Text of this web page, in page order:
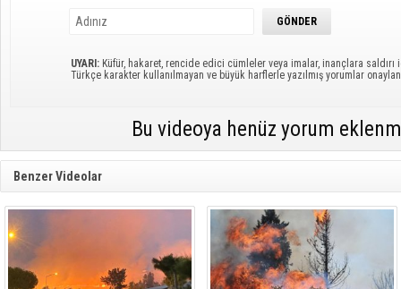
UYARI: Küfür, hakaret, rencide edici cümleler veya imalar, inançlara saldırı
Türkçe karakter kullanılmayan ve büyük harflerle yazılmış yorumlar
Bu videoya henüz yorum
Benzer Videolar